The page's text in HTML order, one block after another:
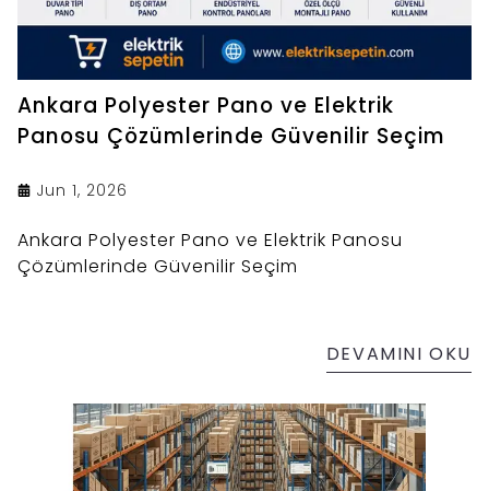
Ankara Polyester Pano ve Elektrik
Panosu Çözümlerinde Güvenilir Seçim
Jun 1, 2026
Ankara Polyester Pano ve Elektrik Panosu
Çözümlerinde Güvenilir Seçim
DEVAMINI OKU